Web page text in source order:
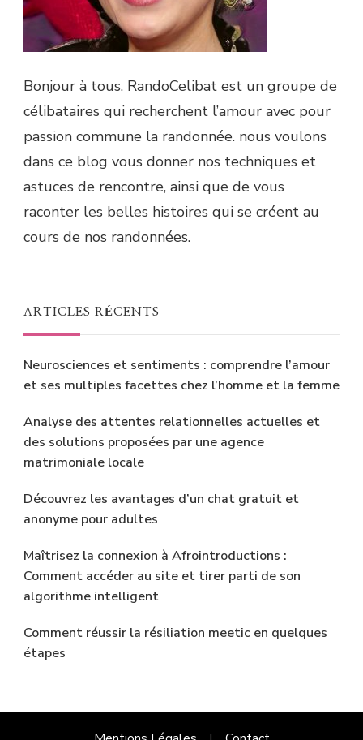
Bonjour à tous. RandoCelibat est un groupe de
célibataires qui recherchent l’amour avec pour
passion commune la randonnée. nous voulons
dans ce blog vous donner nos techniques et
astuces de rencontre, ainsi que de vous
raconter les belles histoires qui se créent au
cours de nos randonnées.
ARTICLES RÉCENTS
Neurosciences et sentiments : comprendre l’amour
et ses multiples facettes chez l’homme et la femme
Analyse des attentes relationnelles actuelles et
des solutions proposées par une agence
matrimoniale locale
Découvrez les avantages d’un chat gratuit et
anonyme pour adultes
Maîtrisez la connexion à Afrointroductions :
Comment accéder au site et tirer parti de son
algorithme intelligent
Comment réussir la résiliation meetic en quelques
étapes